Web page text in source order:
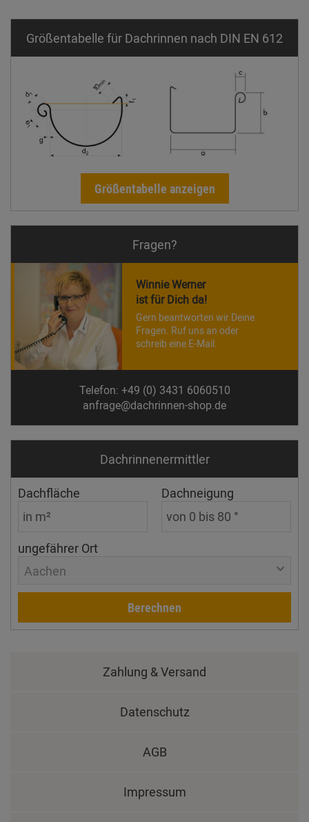
Größentabelle für Dachrinnen nach DIN EN 612
Größentabelle anzeigen
Fragen?
Winnie Werner
ist für Dich da!
Gern beantworten wir Deine
Fragen. Ruf uns an oder
schreib eine E-Mail.
Telefon: +49 (0) 3431 6060510
anfrage@dachrinnen-shop.de
Dachrinnen­ermittler
Dachfläche Dachneigung
ungefährer Ort
Aachen
Berechnen
Zahlung & Versand
Datenschutz
AGB
Impressum